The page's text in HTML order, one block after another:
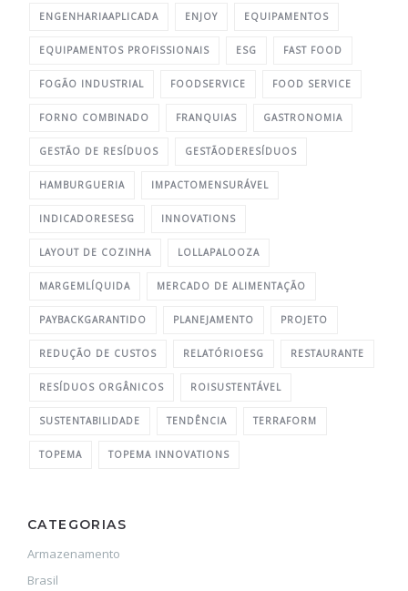
ENGENHARIAAPLICADA ENJOY EQUIPAMENTOS
EQUIPAMENTOS PROFISSIONAIS ESG FAST FOOD
FOGÃO INDUSTRIAL FOODSERVICE FOOD SERVICE
FORNO COMBINADO FRANQUIAS GASTRONOMIA
GESTÃO DE RESÍDUOS GESTÃODERESÍDUOS
HAMBURGUERIA IMPACTOMENSURÁVEL
INDICADORESESG INNOVATIONS
LAYOUT DE COZINHA LOLLAPALOOZA
MARGEMLÍQUIDA MERCADO DE ALIMENTAÇÃO
PAYBACKGARANTIDO PLANEJAMENTO PROJETO
REDUÇÃO DE CUSTOS RELATÓRIOESG RESTAURANTE
RESÍDUOS ORGÂNICOS ROISUSTENTÁVEL
SUSTENTABILIDADE TENDÊNCIA TERRAFORM
TOPEMA TOPEMA INNOVATIONS
CATEGORIAS
Armazenamento
Brasil